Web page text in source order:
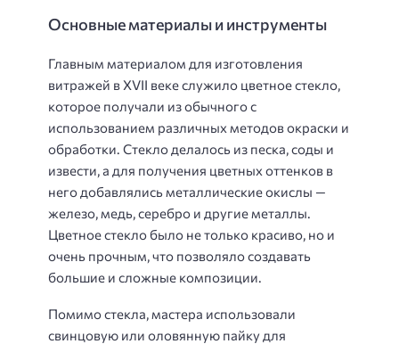
Основные материалы и инструменты
Главным материалом для изготовления
витражей в XVII веке служило цветное стекло,
которое получали из обычного с
использованием различных методов окраски и
обработки. Стекло делалось из песка, соды и
извести, а для получения цветных оттенков в
него добавлялись металлические окислы —
железо, медь, серебро и другие металлы.
Цветное стекло было не только красиво, но и
очень прочным, что позволяло создавать
большие и сложные композиции.
Помимо стекла, мастера использовали
свинцовую или оловянную пайку для